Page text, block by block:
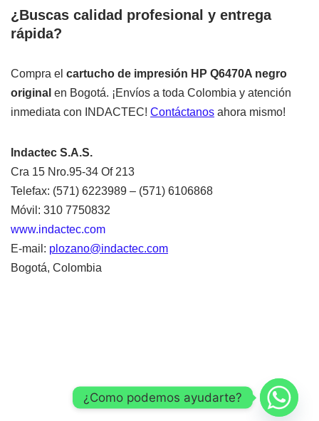
¿Buscas calidad profesional y entrega
rápida?
Compra el cartucho de impresión HP Q6470A negro
original en Bogotá. ¡Envíos a toda Colombia y atención
inmediata con INDACTEC! Contáctanos ahora mismo!
Indactec S.A.S.
Cra 15 Nro.95-34 Of 213
Telefax: (571) 6223989 – (571) 6106868
Móvil: 310 7750832
www.indactec.com
E-mail: plozano@indactec.com
Bogotá, Colombia
COPYRIGHT @ 2026 INGENIERIA DISEÑO Y ARTE DE
¿Como podemos ayudarte?